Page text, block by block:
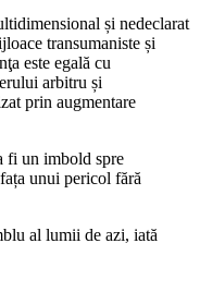
și nedeclarat
transumaniste și
este egală cu
arbitru și
prin augmentare
fi un imbold spre
unui pericol fără
al lumii de azi, iată